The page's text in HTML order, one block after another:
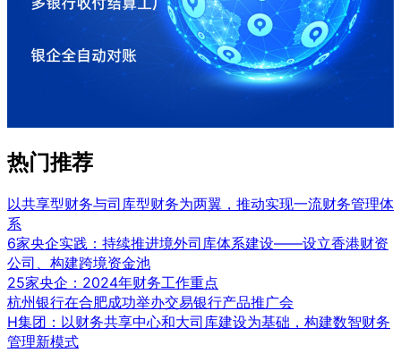
热门推荐
以共享型财务与司库型财务为两翼，推动实现一流财务管理体
系
6家央企实践：持续推进境外司库体系建设——设立香港财资
公司、构建跨境资金池
25家央企：2024年财务工作重点
杭州银行在合肥成功举办交易银行产品推广会
H集团：以财务共享中心和大司库建设为基础，构建数智财务
管理新模式